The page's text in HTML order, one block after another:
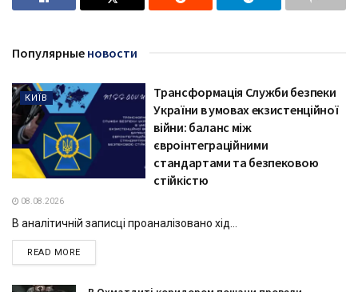
Популярные новости
КИЇВ
Трансформація Служби безпеки
України в умовах екзистенційної
війни: баланс між
євроінтеграційними
стандартами та безпековою
стійкістю
08.08.2026
В аналітичній записці проаналізовано хід...
READ MOREDETAILS